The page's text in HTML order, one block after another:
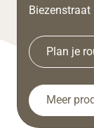
Biezenstraat
Plan je
Meer